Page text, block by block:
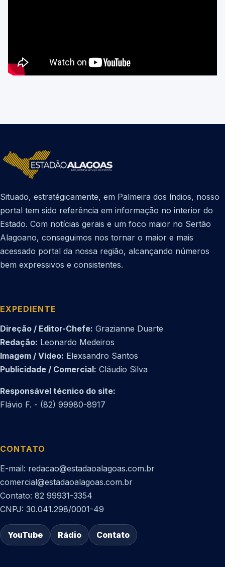
Situado, estratégicamente, em Palmeira dos índios, nosso
portal tem sido referência em informação no interior do
Estado. Com notícias gerais e um foco maior no Sertão
Alagoano, conseguimos nos tornar o maior e mais
acessado portal da nossa região, alcançando números
bem expressivos e consistentes.
EXPEDIENTE
Direção / Editor-Chefe: Grazianne Duarte
Redação: Leonardo Medeiros
Imagem / Vídeo: Elexsandro Santos
Publicidade / Comercial: Cláudio Silva
Responsável técnico do site:
Flávio F. - (82) 99980-8917
CONTATO
E-mail: redacao@estadaoalagoas.com.br
comercial@estadaoalagoas.com.br
Contato: 82 99931-3354
CNPJ: 30.041.298/0001-49
YouTube Rádio Contato